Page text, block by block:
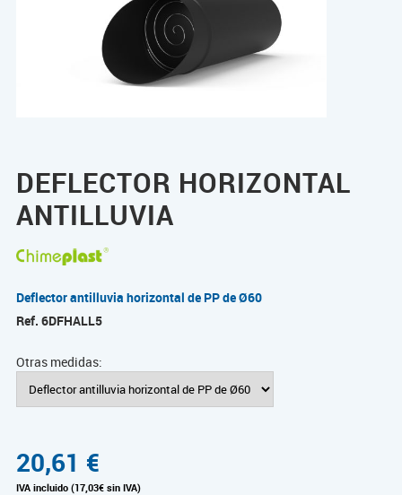
DEFLECTOR HORIZONTAL
ANTILLUVIA
Deflector antilluvia horizontal de PP de Ø60
Ref. 6DFHALL5
Otras medidas:
20,61 €
IVA incluido (17,03€ sin IVA)